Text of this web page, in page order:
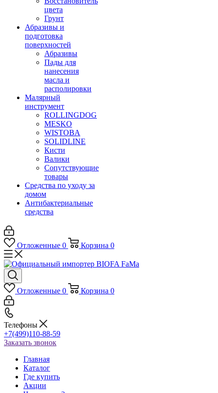
цвета
Грунт
Абразивы и
подготовка
поверхностей
Абразивы
Пады для
нанесения
масла и
располировки
Малярный
инструмент
ROLLINGDOG
MESKO
WISTOBA
SOLIDLINE
Кисти
Валики
Сопутствующие
товары
Средства по уходу за
домом
Антибактериальные
средства
Отложенные 0 Корзина 0
Отложенные 0 Корзина 0
Телефоны
+7(499)110-88-59
Заказать звонок
Главная
Каталог
Где купить
Акции